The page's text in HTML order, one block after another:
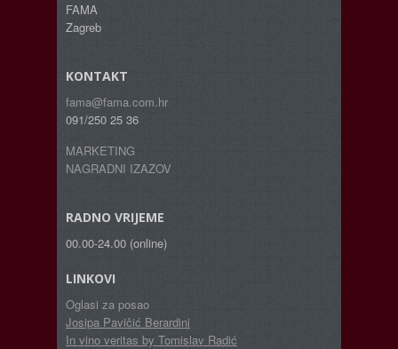
FAMA
Zagreb
KONTAKT
fama@fama.com.hr
091/250 25 36
MARKETING
NAGRADNI IZAZOV
RADNO VRIJEME
00.00-24.00 (online)
LINKOVI
Oglasi za posao
Josipa Pavičić Berardini
In vino veritas by Tomislav Radić